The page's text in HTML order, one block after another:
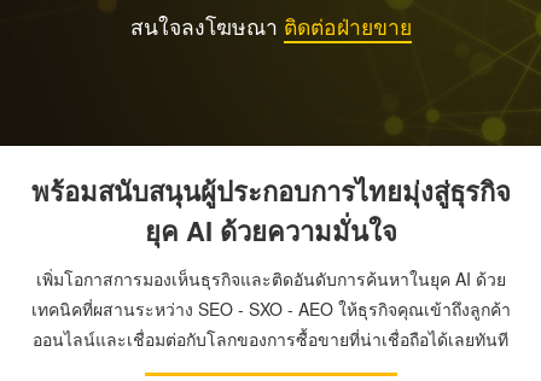
สนใจลงโฆษณา ติดต่อฝ่ายขาย
พร้อมสนับสนุนผู้ประกอบการไทยมุ่งสู่ธุรกิจ
ยุค AI ด้วยความมั่นใจ
เพิ่มโอกาสการมองเห็นธุรกิจและติดอันดับการค้นหาในยุค AI ด้วย
เทคนิคที่ผสานระหว่าง SEO - SXO - AEO ให้ธุรกิจคุณเข้าถึงลูกค้า
ออนไลน์และเชื่อมต่อกับโลกของการซื้อขายที่น่าเชื่อถือได้เลยทันที